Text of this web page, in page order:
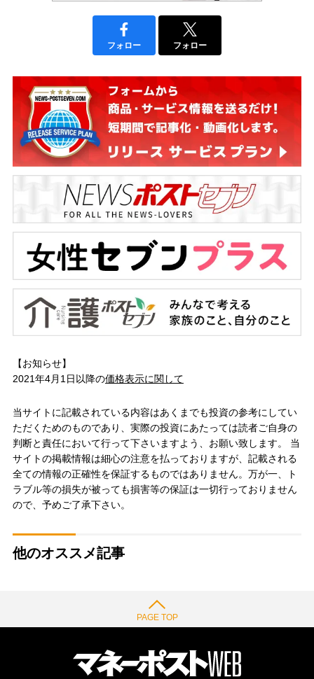
フォロー フォロー
【お知らせ】
2021年4月1日以降の価格表示に関して
当サイトに記載されている内容はあくまでも投資の参考にしてい
ただくためのものであり、実際の投資にあたっては読者ご自身の
判断と責任において行って下さいますよう、お願い致します。 当
サイトの掲載情報は細心の注意を払っておりますが、記載される
全ての情報の正確性を保証するものではありません。万が一、ト
ラブル等の損失が被っても損害等の保証は一切行っておりません
ので、予めご了承下さい。
他のオススメ記事
PAGE TOP